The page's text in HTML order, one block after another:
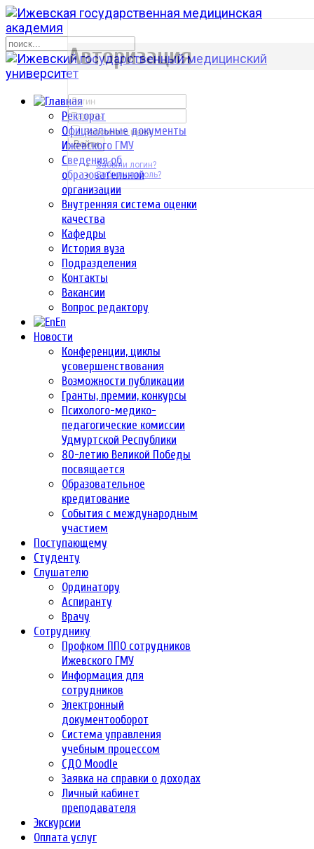
Ректорат
Официальные документы
Ижевского ГМУ
Сведения об
образовательной
организации
Внутренняя система оценки
качества
Кафедры
История вуза
Подразделения
Контакты
Вакансии
Вопрос редактору
En
Новости
Конференции, циклы
усовершенствования
Возможности публикации
Гранты, премии, конкурсы
Психолого-медико-
педагогические комиссии
Удмуртской Республики
80-летию Великой Победы
посвящается
Образовательное
кредитование
События с международным
участием
Поступающему
Студенту
Слушателю
Ординатору
Аспиранту
Врачу
Сотруднику
Профком ППО сотрудников
Ижевского ГМУ
Информация для
сотрудников
Электронный
документооборот
Система управления
учебным процессом
СДО Moodle
Заявка на справки о доходах
Личный кабинет
преподавателя
Экскурсии
Оплата услуг
р
Авторизация
Запомнить меня
Войти
Забыли логин?
Забыли пароль?